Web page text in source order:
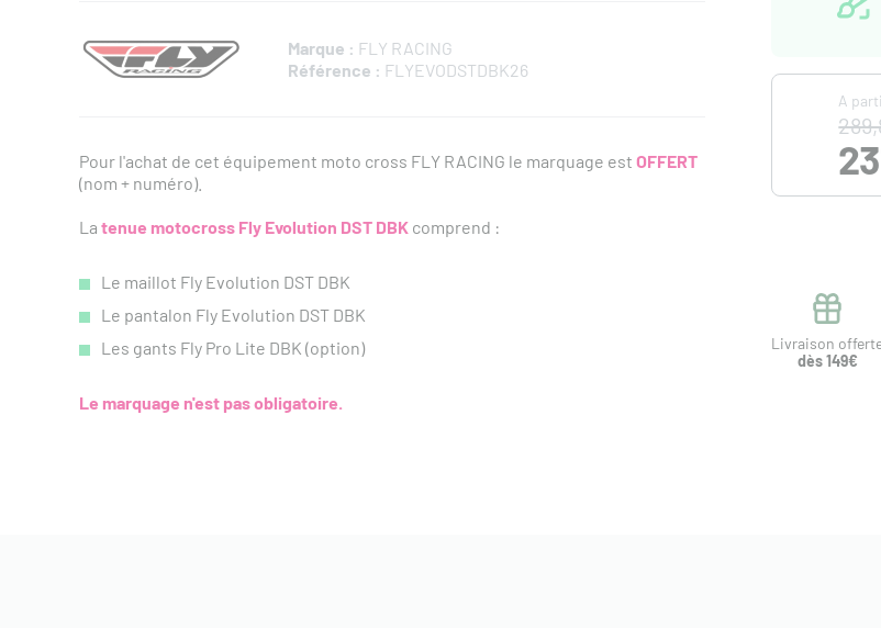
Marque : FLY RACING
Référence : FLYEVODSTDBK26
Pour l'achat de cet équipement moto cross FLY RACING le marquage est OFFERT
(nom + numéro).
La tenue motocross Fly Evolution DST DBK comprend :
Le maillot Fly Evolution DST DBK
Le pantalon Fly Evolution DST DBK
Les gants Fly Pro Lite DBK (option)
Le marquage n'est pas obligatoire.
A
Livraison
dès 149€